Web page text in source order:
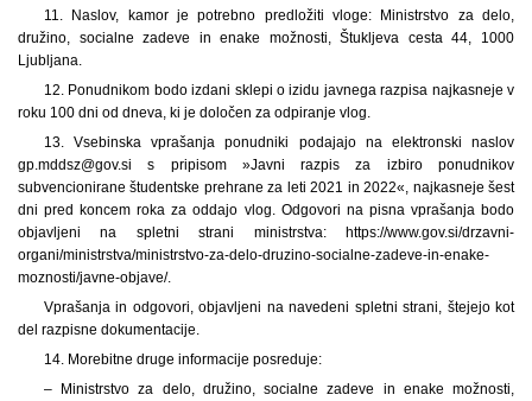
11. Naslov, kamor je potrebno predložiti vloge: Ministrstvo za delo,
družino, socialne zadeve in enake možnosti, Štukljeva cesta 44, 1000
Ljubljana.
12. Ponudnikom bodo izdani sklepi o izidu javnega razpisa najkasneje v
roku 100 dni od dneva, ki je določen za odpiranje vlog.
13. Vsebinska vprašanja ponudniki podajajo na elektronski naslov
gp.mddsz@gov.si s pripisom »Javni razpis za izbiro ponudnikov
subvencionirane študentske prehrane za leti 2021 in 2022«, najkasneje šest
dni pred koncem roka za oddajo vlog. Odgovori na pisna vprašanja bodo
objavljeni na spletni strani ministrstva: https://www.gov.si/drzavni-
organi/ministrstva/ministrstvo-za-delo-druzino-socialne-zadeve-in-enake-
moznosti/javne-objave/.
Vprašanja in odgovori, objavljeni na navedeni spletni strani, štejejo kot
del razpisne dokumentacije.
14. Morebitne druge informacije posreduje:
– Ministrstvo za delo, družino, socialne zadeve in enake možnosti,